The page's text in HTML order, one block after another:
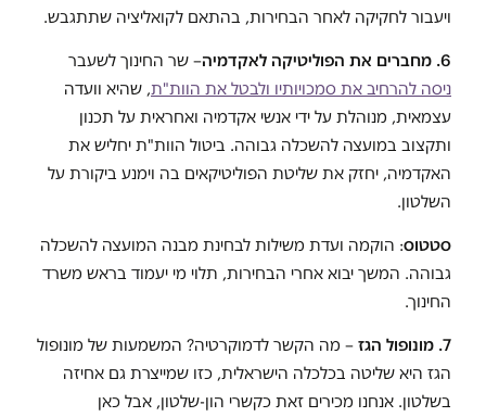
ויעבור לחקיקה לאחר הבחירות, בהתאם לקואליציה שתתגבש.
6. מחברים את הפוליטיקה לאקדמיה
– שר החינוך לשעבר
ניסה להרחיב את סמכויותיו ולבטל את הוות"ת, שהיא וועדה
עצמאית, מנוהלת על ידי אנשי אקדמיה ואחראית על תכנון
ותקצוב במועצה להשכלה גבוהה. ביטול הוות"ת יחליש את
האקדמיה, יחזק את שליטת הפוליטיקאים בה וימנע ביקורת על
השלטון.
סטטוס: הוקמה ועדת משילות לבחינת מבנה המועצה להשכלה
גבוהה. המשך יבוא אחרי הבחירות, תלוי מי יעמוד בראש משרד
החינוך.
7. מונופול הגז
– מה הקשר לדמוקרטיה? המשמעות של מונופול
הגז היא שליטה בכלכלה הישראלית, כזו שמייצרת גם אחיזה
בשלטון. אנחנו מכירים זאת כקשרי הון-שלטון, אבל כאן